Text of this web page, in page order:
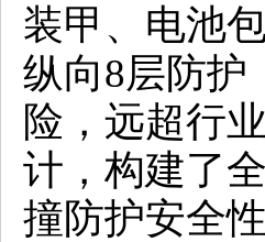
装甲、电池
纵向8层防护
险，远超行
计，构建了
撞防护安全性